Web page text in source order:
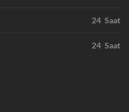
24 Saat
24 Saat